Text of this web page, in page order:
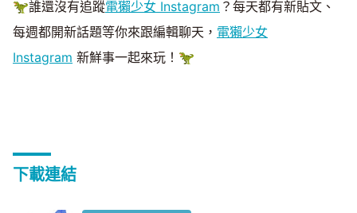
🦖誰還沒有追蹤電獺少女 Instagram ？每天都有新貼文、
每週都開新話題等你來跟編輯聊天， 電獺少女
Instagram 新鮮事一起來玩！🦖
下載連結